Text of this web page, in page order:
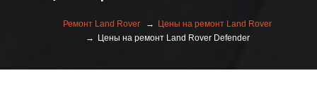
Ремонт Land Rover
Цены на ремонт Land Rover
Цены на ремонт Land Rover Defender